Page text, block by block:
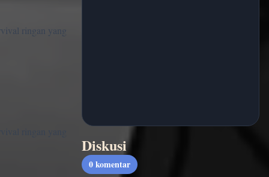
ringan yang
Diskusi
0 komentar